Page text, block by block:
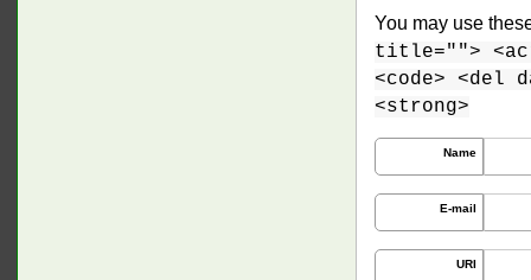
You may use
title="">
<code> <del
<strong>
Name
E-mail
URI